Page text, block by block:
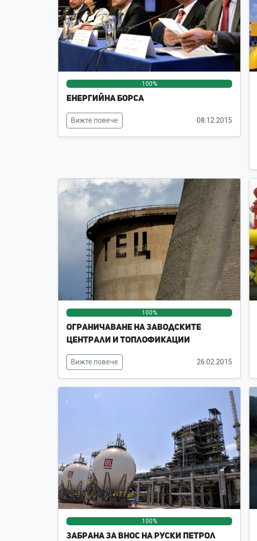
100%
Енергийна борса
Вижте повече 08.12.2015
100%
Ограничаване на заводските
централи и топлофикации
Вижте повече 26.02.2015
100%
Забрана за внос на руски петрол